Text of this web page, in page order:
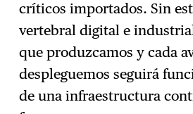
críticos importados. Sin
vertebral digital e
que produzcamos y cada
despleguemos seguirá
de una infraestructura